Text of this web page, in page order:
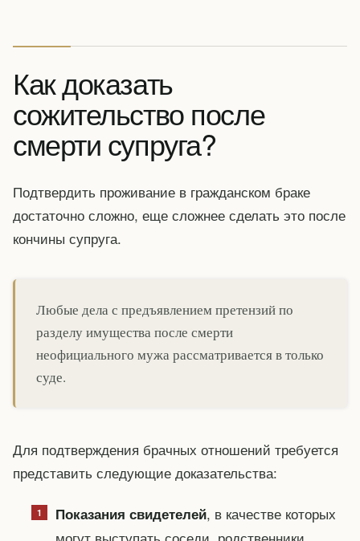
Как доказать
сожительство после
смерти супруга?
Подтвердить проживание в гражданском браке
достаточно сложно, еще сложнее сделать это после
кончины супруга.
Любые дела с предъявлением претензий по
разделу имущества после смерти
неофициального мужа рассматривается в только
суде.
Для подтверждения брачных отношений требуется
представить следующие доказательства:
Показания свидетелей, в качестве которых